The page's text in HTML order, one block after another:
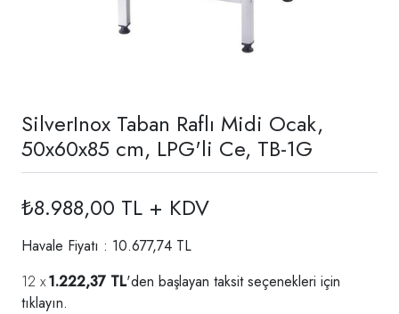
SilverInox Taban Raflı Midi Ocak,
50x60x85 cm, LPG'li Ce, TB-1G
₺8.988,00 TL + KDV
Havale Fiyatı : 10.677,74 TL
1.222,37 TL'den başlayan taksit seçenekleri için
tıklayın.